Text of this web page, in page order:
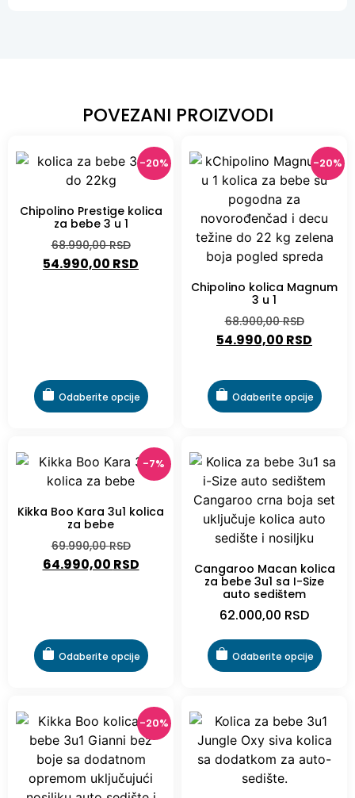
POVEZANI PROIZVODI
-20%
Chipolino Prestige kolica
za bebe 3 u 1
68.990,00RSD
54.990,00 RSD
Odaberite opcije
-20%
Chipolino kolica Magnum
3 u 1
68.900,00RSD
54.990,00 RSD
Odaberite opcije
-7%
Kikka Boo Kara 3u1 kolica
za bebe
69.990,00RSD
64.990,00 RSD
Odaberite opcije
Cangaroo Macan kolica
za bebe 3u1 sa I-Size
auto sedištem
62.000,00 RSD
Odaberite opcije
-20%